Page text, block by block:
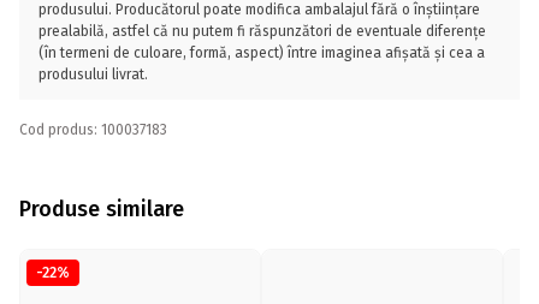
produsului. Producătorul poate modifica ambalajul fără o înștiințare
prealabilă, astfel că nu putem fi răspunzători de eventuale diferențe
(în termeni de culoare, formă, aspect) între imaginea afișată și cea a
produsului livrat.
Cod produs: 100037183
Produse similare
-22%